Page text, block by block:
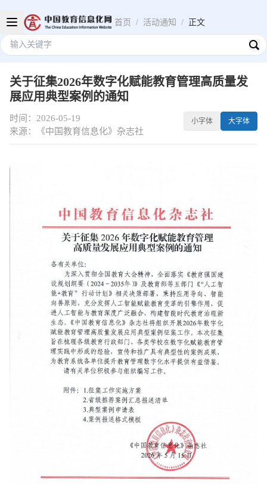
首页 / 活动通知 / 正文
关于征集2026年数字化赋能教育管理高质量发
展应用典型案例的通知
时间：2026-05-19
来源：《中国教育信息化》杂志社
小字体 大字体